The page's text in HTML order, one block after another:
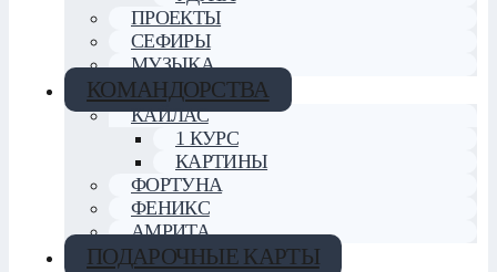
ПРОЕКТЫ
СЕФИРЫ
МУЗЫКА
КОМАНДОРСТВА
КАЙЛАС
1 КУРС
КАРТИНЫ
ФОРТУНА
ФЕНИКС
АМРИТА
ПОДАРОЧНЫЕ КАРТЫ